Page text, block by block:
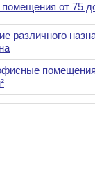
от 75
различного